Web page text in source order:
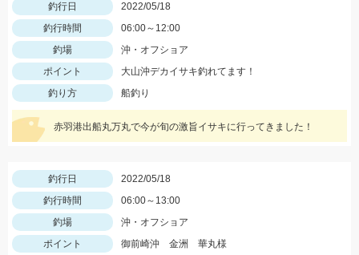
釣行日
2022/05/18
釣行時間
06:00～12:00
釣場
沖・オフショア
ポイント
大山沖デカイサキ釣れてます！
釣り方
船釣り
赤羽港出船丸万丸で今が旬の激旨イサキに行ってきました！
釣行日
2022/05/18
釣行時間
06:00～13:00
釣場
沖・オフショア
ポイント
御前崎沖 金洲 華丸様